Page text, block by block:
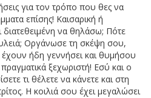
για τον τρόπο που θες να
επίσης! Καισαρική ή
διατεθειμένη να θηλάσω; Πότε
Οργάνωσε τη σκέψη σου,
ήδη γεννήσει και θυμήσου
ξεχωριστή! Εσύ και ο
τι θέλετε να κάνετε και στη
Η κοιλιά σου έχει μεγαλώσει